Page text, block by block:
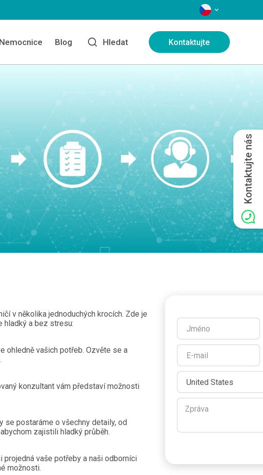
JAZYKY
Nemocnice Blog Hledat Kontaktujte
v několika jednoduchých krocích. Zde je
hladký a bez stresu:
ohledně vašich potřeb. Ozvěte se a
konzultant vám představí možnosti
se postaráme o všechny detaily, od
zajistili hladký průběh.
projedná vaše potřeby a naši odborníci
možnosti.
Kontaktujte nás